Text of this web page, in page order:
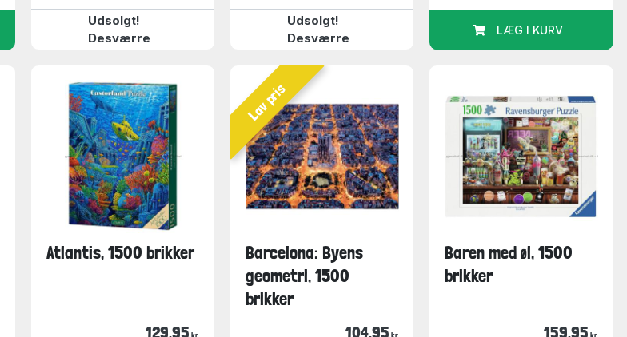
Udsolgt!
Desværre
Udsolgt!
Desværre
LÆG I KURV
Atlantis, 1500 brikker
129,95 kr.
Lav pris
Barcelona: Byens
geometri, 1500
brikker
104,95 kr.
Baren med øl, 1500
brikker
159,95 kr.